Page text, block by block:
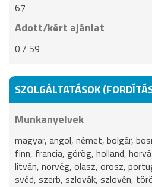
67
Adott/kért ajánlat
0 / 59
SZOLGÁLTATÁSOK
Munkanyelvek
magyar, angol, német, bolgár,
finn, francia, görög, holland,
litván, norvég, olasz, orosz,
svéd, szerb, szlovák, szlovén,